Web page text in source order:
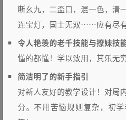
断幺九，二盃口，混一色，清
连宝灯，国士无双……应有尽有
令人艳羡的老千技能与撩妹技
懂的都懂！学以致用，其乐无穷
简洁明了的新手指引
对新人友好的教学设计！对局
分。不用苦恼规则复杂，初